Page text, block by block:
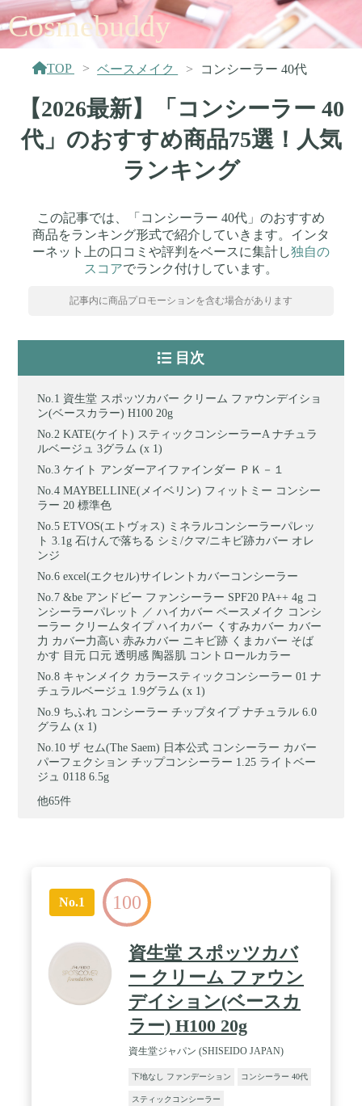
Cosmebuddy
TOP ベースメイク コンシーラー 40代
【2026最新】「コンシーラー 40
代」のおすすめ商品75選！人気
ランキング
この記事では、「コンシーラー 40代」のおすすめ
商品をランキング形式で紹介していきます。インタ
ーネット上の口コミや評判をベースに集計し独自の
スコアでランク付けしています。
記事内に商品プロモーションを含む場合があります
目次
資生堂 スポッツカバー クリーム ファウンデイショ
ン(ベースカラー) H100 20g
KATE(ケイト) スティックコンシーラーA ナチュラ
ルベージュ 3グラム (x 1)
ケイト アンダーアイファインダー ＰＫ－１
MAYBELLINE(メイベリン) フィットミー コンシー
ラー 20 標準色
ETVOS(エトヴォス) ミネラルコンシーラーパレッ
ト 3.1g 石けんで落ちる シミ/クマ/ニキビ跡カバー オレ
ンジ
excel(エクセル)サイレントカバーコンシーラー
&be アンドビー ファンシーラー SPF20 PA++ 4g コ
ンシーラーパレット ／ ハイカバー ベースメイク コンシ
ーラー クリームタイプ ハイカバー くすみカバー カバー
力 カバー力高い 赤みカバー ニキビ跡 くまカバー そば
かす 目元 口元 透明感 陶器肌 コントロールカラー
キャンメイク カラースティックコンシーラー 01 ナ
チュラルベージュ 1.9グラム (x 1)
ちふれ コンシーラー チップタイプ ナチュラル 6.0
グラム (x 1)
ザ セム(The Saem) 日本公式 コンシーラー カバー
パーフェクション チップコンシーラー 1.25 ライトベー
ジュ 0118 6.5g
他65件
No.1 100
資生堂 スポッツカバ
ー クリーム ファウン
デイション(ベースカ
ラー) H100 20g
資生堂ジャパン (SHISEIDO JAPAN)
下地なし ファンデーション コンシーラー 40代
スティックコンシーラー